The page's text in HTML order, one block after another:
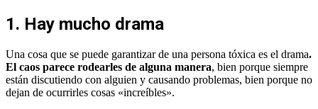
1. Hay mucho drama
Una cosa que se puede garantizar de una persona tóxica es el drama.
El caos parece rodearles de alguna manera, bien porque siempre
están discutiendo con alguien y causando problemas, bien porque no
dejan de ocurrirles cosas «increíbles».